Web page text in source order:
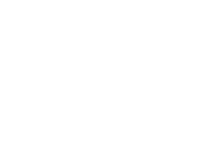
El Málaga ha
semifinal de ascenso a
eliminatoria de cara a
pero aun así ha